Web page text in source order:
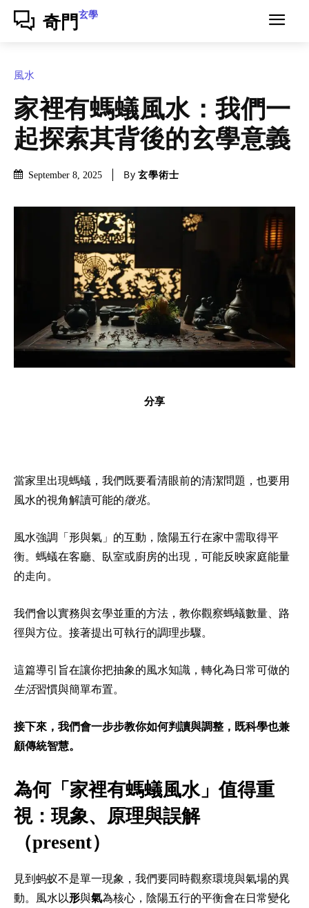
奇門 玄學
風水
家裡有螞蟻風水：我們一
起探索其背後的玄學意義
September 8, 2025 By 玄學術士
分享
當家里出現螞蟻，我們既要看清眼前的清潔問題，也要用
風水的視角解讀可能的徵兆。
風水強調「形與氣」的互動，陰陽五行在家中需取得平
衡。螞蟻在客廳、臥室或廚房的出現，可能反映家庭能量
的走向。
我們會以實務與玄學並重的方法，教你觀察螞蟻數量、路
徑與方位。接著提出可執行的調理步驟。
這篇導引旨在讓你把抽象的風水知識，轉化為日常可做的
生活習慣與簡單布置。
接下來，我們會一步步教你如何判讀與調整，既科學也兼
顧傳統智慧。
為何「家裡有螞蟻風水」值得重
視：現象、原理與誤解
（present）
見到蚂蚁不是單一現象，我們要同時觀察環境與氣場的異
動。風水以形與氣為核心，陰陽五行的平衡會在日常變化